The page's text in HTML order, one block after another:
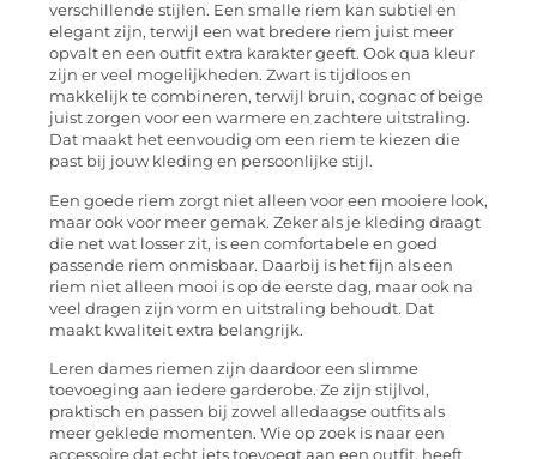
verschillende stijlen. Een smalle riem kan subtiel en
elegant zijn, terwijl een wat bredere riem juist meer
opvalt en een outfit extra karakter geeft. Ook qua kleur
zijn er veel mogelijkheden. Zwart is tijdloos en
makkelijk te combineren, terwijl bruin, cognac of beige
juist zorgen voor een warmere en zachtere uitstraling.
Dat maakt het eenvoudig om een riem te kiezen die
past bij jouw kleding en persoonlijke stijl.
Een goede riem zorgt niet alleen voor een mooiere look,
maar ook voor meer gemak. Zeker als je kleding draagt
die net wat losser zit, is een comfortabele en goed
passende riem onmisbaar. Daarbij is het fijn als een
riem niet alleen mooi is op de eerste dag, maar ook na
veel dragen zijn vorm en uitstraling behoudt. Dat
maakt kwaliteit extra belangrijk.
Leren dames riemen zijn daardoor een slimme
toevoeging aan iedere garderobe. Ze zijn stijlvol,
praktisch en passen bij zowel alledaagse outfits als
meer geklede momenten. Wie op zoek is naar een
accessoire dat echt iets toevoegt aan een outfit, heeft